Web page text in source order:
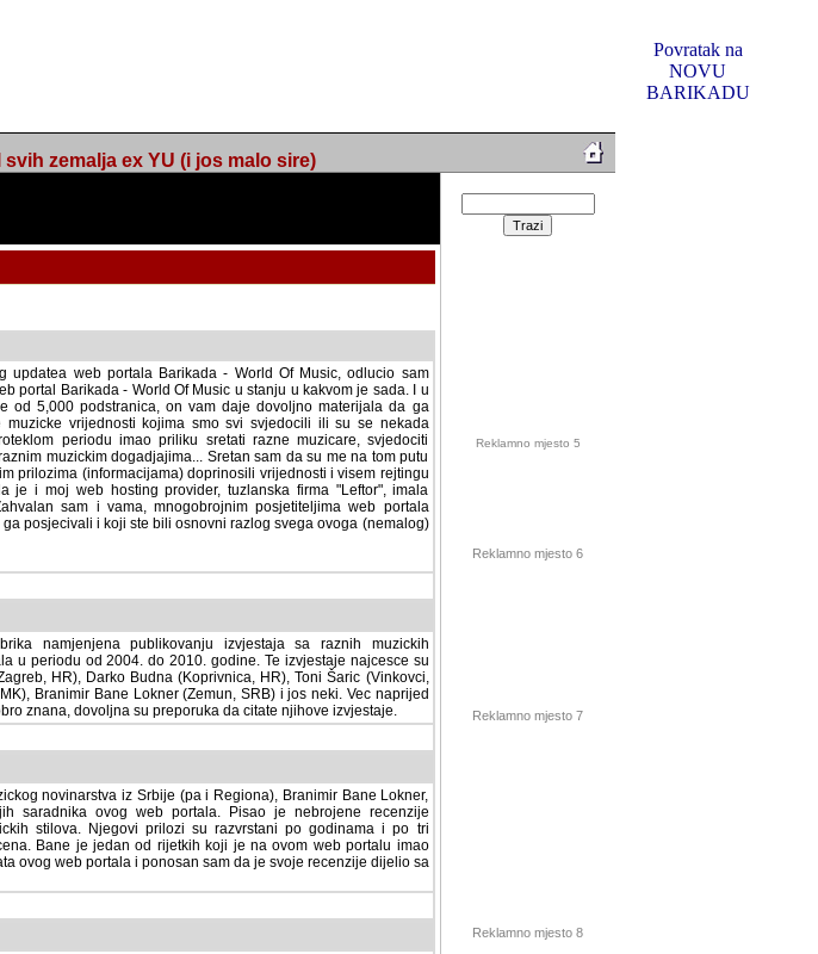
Povratak na
NOVU
BARIKADU
zemalja ex YU (i jos malo sire)
updatea web portala Barikada - World Of Music, odlucio sam
portal Barikada - World Of Music u stanju u kakvom je sada. I u
od 5,000 podstranica, on vam daje dovoljno materijala da ga
vrijednosti kojima smo svi svjedocili ili su se nekada desile.
imao priliku sretati razne muzicare, svjedociti njihovim
dogadjajima... Sretan sam da su me na tom putu pratili
(informacijama) doprinosili vrijednosti i visem rejtingu ovog
moj web hosting provider, tuzlanska firma "Leftor", imala
sam i vama, mnogobrojnim posjetiteljima web portala
ga posjecivali i koji ste bili osnovni razlog svega ovoga (nemalog)
namjenjena publikovanju izvjestaja sa raznih muzickih
u periodu od 2004. do 2010. godine. Te izvjestaje najcesce su
HR), Darko Budna (Koprivnica, HR), Toni Šaric (Vinkovci,
Branimir Bane Lokner (Zemun, SRB) i jos neki. Vec naprijed
znana, dovoljna su preporuka da citate njihove izvjestaje.
novinarstva iz Srbije (pa i Regiona), Branimir Bane Lokner,
ovog web portala. Pisao je nebrojene recenzije muzickih
Njegovi prilozi su razvrstani po godinama i po tri osnovne
jedan od rijetkih koji je na ovom web portalu imao svoju rubriku.
i ponosan sam da je svoje recenzije dijelio sa svima vama,